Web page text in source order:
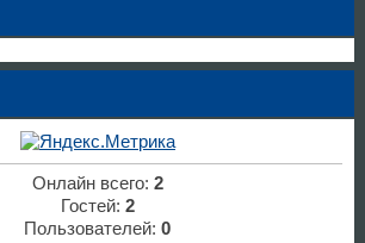
Онлайн всего: 2
Гостей: 2
Пользователей:0